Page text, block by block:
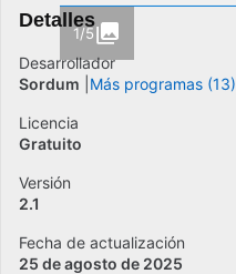
1/5
Detalles
Desarrollador
Sordum
Más programas (13)
Licencia
Gratuito
Versión
2.1
Fecha de actualización
25 de agosto de 2025